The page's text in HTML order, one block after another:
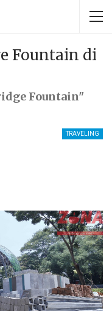
Fountain di
Fountain"
TRAVELING